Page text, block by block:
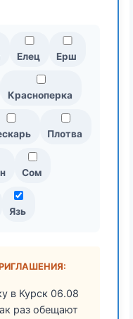
Елец Ерш
Красноперка
Плотва
Сом
Язь
в Курск 06.08
раз обещают